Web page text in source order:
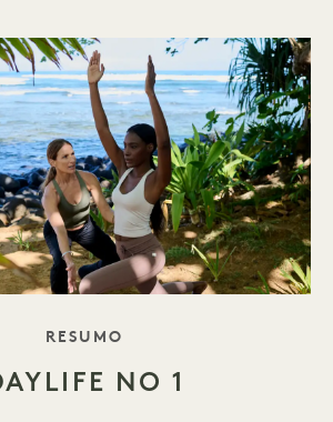
RESUMO
NO 1